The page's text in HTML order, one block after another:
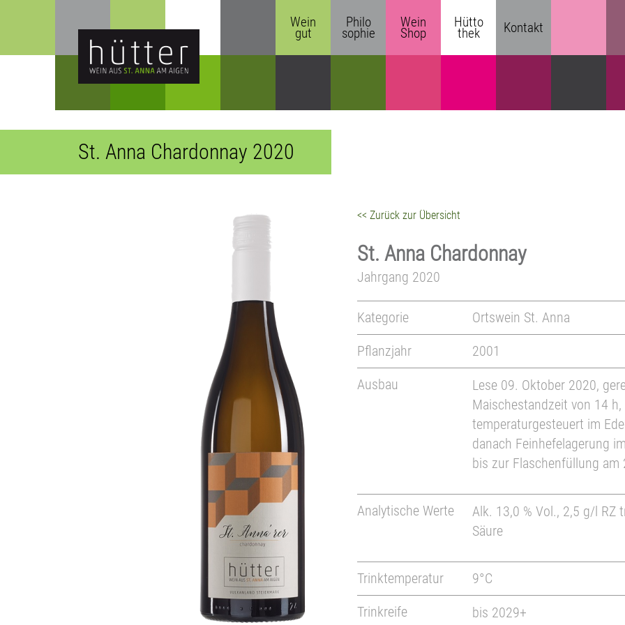
Wein
gut
Philo
sophie
Wein
Shop
Hütto
thek Kontakt
St. Anna Chardonnay 2020
<< Zurück zur Übersicht
St. Anna Chardonnay
Jahrgang 2020
Kategorie
Ortswein St. Anna
Pflanzjahr
2001
Ausbau
Lese 09. Oktober 2020,
Maischestandzeit von 14 h,
temperaturgesteuert im
danach Feinhefelagerung
bis zur Flaschenfüllung am
Analytische Werte
Alk. 13,0 % Vol., 2,5 g/l RZ
Säure
Trinktemperatur
9°C
Trinkreife
bis 2029+